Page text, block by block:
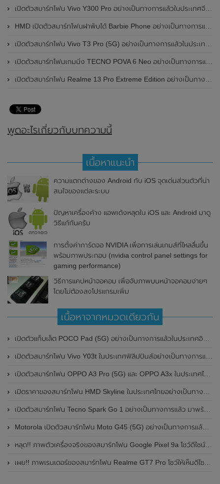
เปิดตัวสมาร์ทโฟน Vivo Y300 Pro อย่างเป็นทางการแล้วในประเทศจีน มาพร้อมดีไซน์พรีเมี่ยม ทนทาน และแบตเตอรี่สุดอึดขนาดใหญ่ 6,500mAh พร้อมรองรับการชาร์จไว 80W
HMD เปิดตัวสมาร์ทโฟนฝาพับได้ Barbie Phone อย่างเป็นทางการแล้ว มาพร้อมธีมสีชมพูสดใส
เปิดตัวสมาร์ทโฟน Vivo T3 Pro (5G) อย่างเป็นทางการแล้วในประเทศอินเดีย
เปิดตัวสมาร์ทโฟนเกมมิ่ง TECNO POVA 6 Neo อย่างเป็นทางการแล้วในประเทศไทย ในราคา 8,499 บาท
เปิดตัวสมาร์ทโฟน Realme 13 Pro Extreme Edition อย่างเป็นทางการแล้วในประเทศจีน
พูดอะไรเกี่ยวกับบทความนี้
เนื้อหาแนะนำ
ความแตกต่างของ Android กับ iOS จุดเด่นส่วนตัวที่น่า
สนใจของแต่ละระบบ
ปัญหาเครื่องค้าง แอพเด้งหลุดใน iOS และ Android มาดู
วิธีแก้กันครับ
การตั้งค่าการ์ดจอ NVIDIA เพื่อการเล่นเกมส์ที่ไหลลื่นขึ้น
พร้อมภาพประกอบ (nvidia control panel settings for
gaming performance)
วิธีการแคปหน้าจอคอม เพื่อจับภาพบนหน้าจอคอมง่ายๆ
โดยไม่ต้องลงโปรแกรมเพิ่ม
เนื้อหาจากหมวดเดียวกัน
เปิดตัวแท็บเล็ต POCO Pad (5G) อย่างเป็นทางการแล้วในประเทศอินเดีย มาพร้อมชิปเซ็ต Snapdragon 7s Gen 2 ของ Qualcomm และรองรับเครือข่าย 5G
เปิดตัวสมาร์ทโฟน Vivo Y03t ในประเทศฟิลิปปินส์อย่างเป็นทางการแล้ว มาพร้อมชิปเซ็ต Unisoc T612 , กล้องหลัง ความละเอียด 13MP , แบตเตอรี่ 5,000mAh และหน้าจอแสดงผล LCD / 90Hz
เปิดตัวสมาร์ทโฟน OPPO A3 Pro (5G) และ OPPO A3x ในประเทศไทยอย่างเป็นทางการแล้ว ในราคาเริ่มต้นเพียง 3,999 บาท
เปิดราคาของสมาร์ทโฟน HMD Skyline ในประเทศไทยอย่างเป็นทางการแล้ว ราคา 14,990 บาท
เปิดตัวสมาร์ทโฟน Tecno Spark Go 1 อย่างเป็นทางการแล้ว มาพร้อมหน้าจอแสดงผล LCD / 120Hz , แบตเตอรี่ 5,000mAh และใช้ชิปเซ็ต Unisoc
Motorola เปิดตัวสมาร์ทโฟน Moto G45 (5G) อย่างเป็นทางการแล้วในอินเดีย
หลุด!! ภาพตัวเครื่องจริงของสมาร์ทโฟน Google Pixel 9a โชว์ดีไซน์ใหม่ กล้องหลังแบนราบ ไม่มีกรอบของกล้องแล้ว
เผย!! ภาพเรนเดอร์ของสมาร์ทโฟน Realme GT7 Pro โชว์ให้เห็นดีไซน์ใหม่ พร้อมเผยรายละเอียดสเปกที่สำคัญบางส่วน